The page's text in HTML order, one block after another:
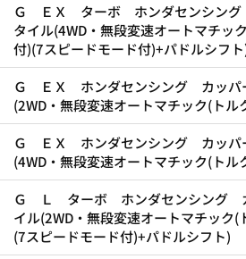
Ｇ ＥＸ ターボ ホンダセンシング
タイル(4WD・無段変速オートマチッ
付)(7スピードモード付)+パドルシフ
Ｇ ＥＸ ホンダセンシング カッパ
(2WD・無段変速オートマチック(トル
Ｇ ＥＸ ホンダセンシング カッパ
(4WD・無段変速オートマチック(トル
Ｇ Ｌ ターボ ホンダセンシング カ
イル(2WD・無段変速オートマチック(
(7スピードモード付)+パドルシフト)